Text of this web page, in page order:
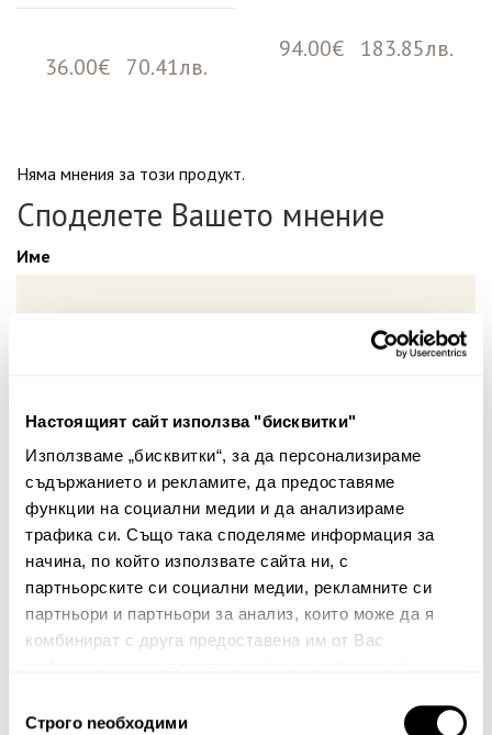
Настоящият сайт използва "бисквитки"
Използваме „бисквитки“, за да персонализираме
съдържанието и рекламите, да предоставяме
функции на социални медии и да анализираме
трафика си. Също така споделяме информация за
начина, по който използвате сайта ни, с
партньорските си социални медии, рекламните си
партньори и партньори за анализ, които може да я
комбинират с друга предоставена им от Вас
наСтрого nеобходими
36.00€ 70.41лв.
94.00€ 183.85лв.
Няма мнения за този продукт.
Споделете Вашето мнение
Име
Забележка: HTML не се поддържа!
Оценка:Най-ниска Най-висока